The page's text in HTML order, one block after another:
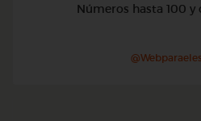
Números hasta 100 y